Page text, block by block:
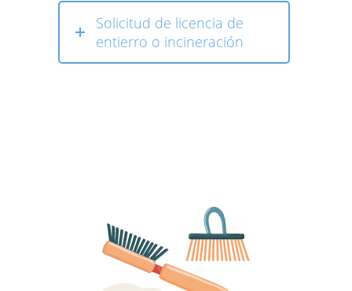
Solicitud de licencia de
entierro o incineración